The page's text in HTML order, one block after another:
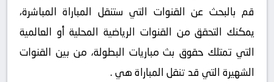
قم بالبحث عن القنوات التي ستنقل المباراة المباشرة،
يمكنك التحقق من القنوات الرياضية المحلية أو العالمية
التي تمتلك حقوق بث مباريات البطولة، من بين القنوات
الشهيرة التي قد تنقل المباراة هي .